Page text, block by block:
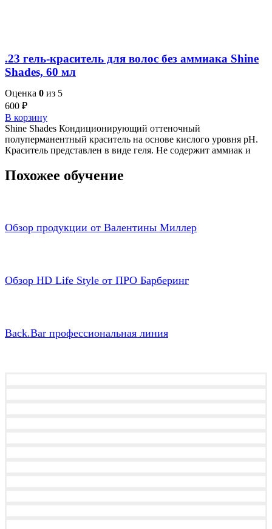
.23 гель-краситель для волос без аммиака Shine
Shades, 60 мл
Оценка 0 из 5
600 ₽
В корзину
Shine Shades Кондиционирующий оттеночный
полуперманентный краситель на основе кислого уровня pH.
Краситель представлен в виде геля. Не содержит аммиак и
Похожее обучение
Обзор продукции от Валентины Миллер
Обзор HD Life Style от ПРО Барберинг
Back.Bar профессиональная линия